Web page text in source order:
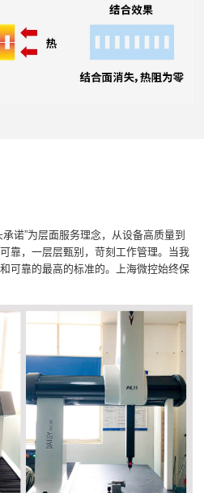
诺”为层面服务理念，从设备高质量到
靠，一层层甄别，苛刻工作管理。当我
可靠的最高的标准的。上海微控始终保